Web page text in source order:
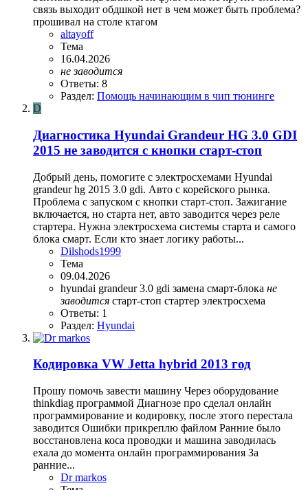
связь выходит обдшкой нет в чем может быть проблема?
прошивал на столе ктагом
altayoff
Тема
16.04.2026
не заводится
Ответы: 8
Раздел: Помощь начинающим в чип тюнинге
D
Диагностика Hyundai Grandeur HG 3.0 GDI
2015 не заводится с кнопки старт-стоп
Добрый день, помогите с электросхемами Hyundai
grandeur hg 2015 3.0 gdi. Авто с корейского рынка.
Проблема с запуском с кнопки старт-стоп. Зажигание
включается, но старта нет, авто заводится через реле
стартера. Нужна электросхема системы старта и самого
блока смарт. Если кто знает логику работы...
Dilshods1999
Тема
09.04.2026
hyundai grandeur 3.0 gdi замена смарт-блока не
заводится старт-стоп стартер электросхема
Ответы: 1
Раздел: Hyundai
Кодировка VW Jetta hybrid 2013 год
Прошу помочь завести машину Через оборудование
thinkdiag программой Диагнозе про сделал онлайн
программирование и кодировку, после этого перестала
заводится Ошибки прикреплю файлом Ранние было
восстановлена коса проводки и машина заводилась
ехала до момента онлайн программирования За
ранние...
Dr markos